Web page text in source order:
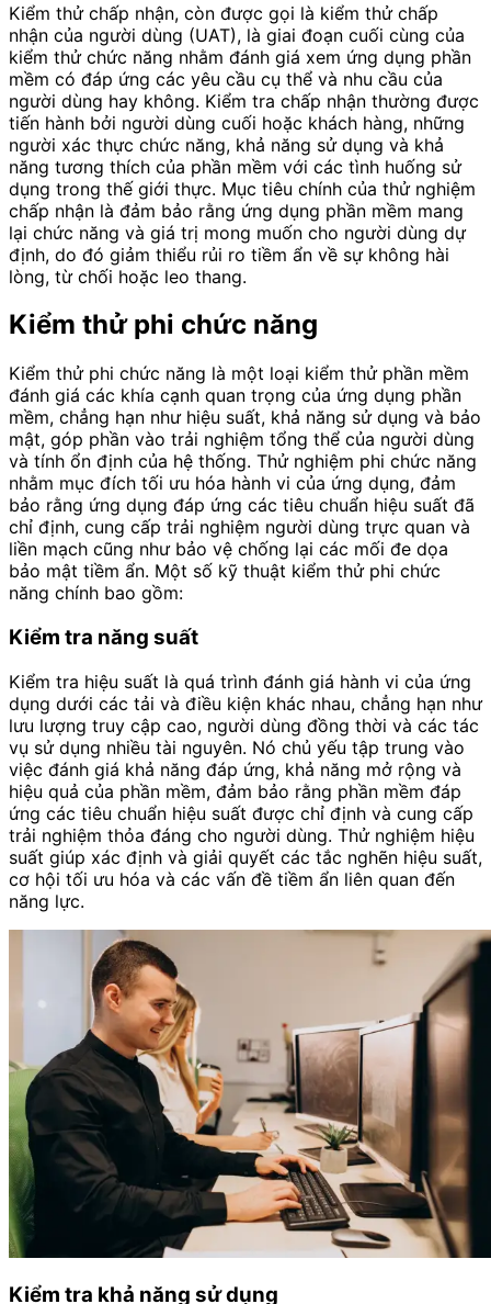
Kiểm thử chấp nhận, còn được gọi là kiểm thử chấp
nhận của người dùng (UAT), là giai đoạn cuối cùng của
kiểm thử chức năng nhằm đánh giá xem ứng dụng phần
mềm có đáp ứng các yêu cầu cụ thể và nhu cầu của
người dùng hay không. Kiểm tra chấp nhận thường được
tiến hành bởi người dùng cuối hoặc khách hàng, những
người xác thực chức năng, khả năng sử dụng và khả
năng tương thích của phần mềm với các tình huống sử
dụng trong thế giới thực. Mục tiêu chính của thử nghiệm
chấp nhận là đảm bảo rằng ứng dụng phần mềm mang
lại chức năng và giá trị mong muốn cho người dùng dự
định, do đó giảm thiểu rủi ro tiềm ẩn về sự không hài
lòng, từ chối hoặc leo thang.
Kiểm thử phi chức năng
Kiểm thử phi chức năng là một loại kiểm thử phần mềm
đánh giá các khía cạnh quan trọng của ứng dụng phần
mềm, chẳng hạn như hiệu suất, khả năng sử dụng và bảo
mật, góp phần vào trải nghiệm tổng thể của người dùng
và tính ổn định của hệ thống. Thử nghiệm phi chức năng
nhằm mục đích tối ưu hóa hành vi của ứng dụng, đảm
bảo rằng ứng dụng đáp ứng các tiêu chuẩn hiệu suất đã
chỉ định, cung cấp trải nghiệm người dùng trực quan và
liền mạch cũng như bảo vệ chống lại các mối đe dọa
bảo mật tiềm ẩn. Một số kỹ thuật kiểm thử phi chức
năng chính bao gồm:
Kiểm tra năng suất
Kiểm tra hiệu suất là quá trình đánh giá hành vi của ứng
dụng dưới các tải và điều kiện khác nhau, chẳng hạn như
lưu lượng truy cập cao, người dùng đồng thời và các tác
vụ sử dụng nhiều tài nguyên. Nó chủ yếu tập trung vào
việc đánh giá khả năng đáp ứng, khả năng mở rộng và
hiệu quả của phần mềm, đảm bảo rằng phần mềm đáp
ứng các tiêu chuẩn hiệu suất được chỉ định và cung cấp
trải nghiệm thỏa đáng cho người dùng. Thử nghiệm hiệu
suất giúp xác định và giải quyết các tắc nghẽn hiệu suất,
cơ hội tối ưu hóa và các vấn đề tiềm ẩn liên quan đến
năng lực.
Kiểm tra khả năng sử dụng